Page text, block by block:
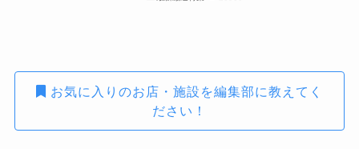
お気に入りのお店・施設を編集部に教えてく
ださい！